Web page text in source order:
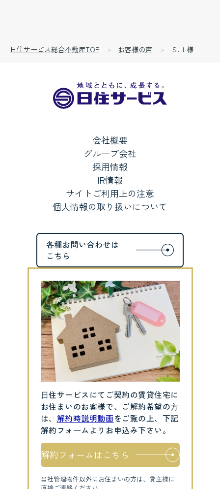
日住サービス総合不動産TOP お客様の声 Ｓ.Ｉ様
会社概要
グループ会社
採用情報
IR情報
サイトご利用上の注意
個人情報の取り扱いについて
⽇住サービスにてご契約の賃貸住宅に
お住まいのお客様で、ご解約希望の⽅
は、 解約時説明動画をご覧の上、下記
解約フォームよりお申込み下さい。
解約フォームはこちら
当社管理物件以外にお住まいの方は、貸主様に